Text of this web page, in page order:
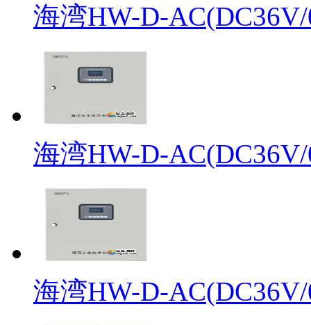
海湾HW-D-AC(DC36V/
海湾HW-D-AC(DC36V/
海湾HW-D-AC(DC36V/